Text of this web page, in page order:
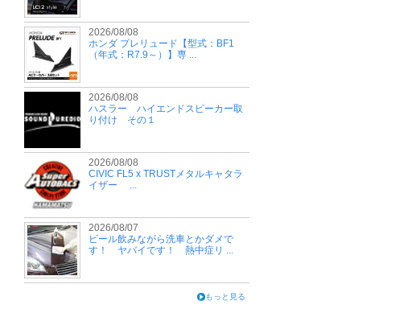
2026/08/08
ホンダ プレリュード【型式：BF1
（年式：R7.9～）】専 ...
2026/08/08
ハスラー ハイエンドスピーカー取
り付け その１
2026/08/08
CIVIC FL5 x TRUSTメタルキャタラ
イザー ...
2026/08/07
ビール飲みながら洗車とかダメで
す！ ヤバイです！ 熱中症リ ...
もっと見る